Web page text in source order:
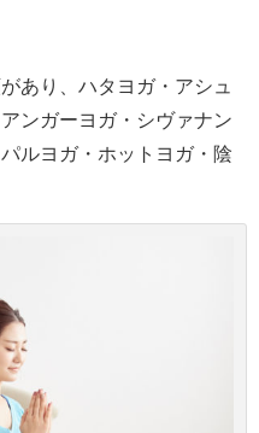
あり、ハタヨガ・アシュ
ンガーヨガ・シヴァナン
ルヨガ・ホットヨガ・陰